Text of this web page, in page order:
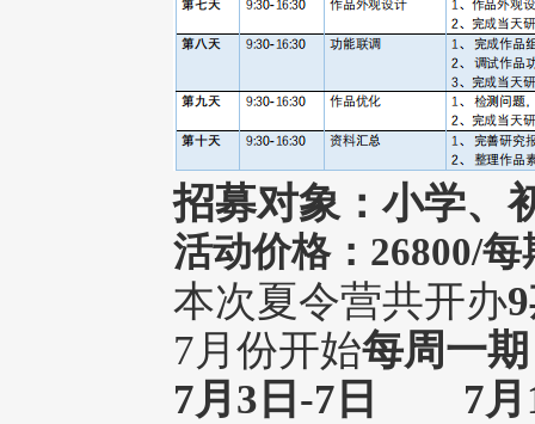
招募对象：小学、
活动价格：26800/每
本次夏令营共开办
7月份开始每周一期
7月3日-7日 7月